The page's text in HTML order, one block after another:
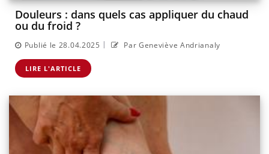
Douleurs : dans quels cas appliquer du chaud
ou du froid ?
Publié le 28.04.2025 | Par Geneviève Andrianaly
LIRE L'ARTICLE